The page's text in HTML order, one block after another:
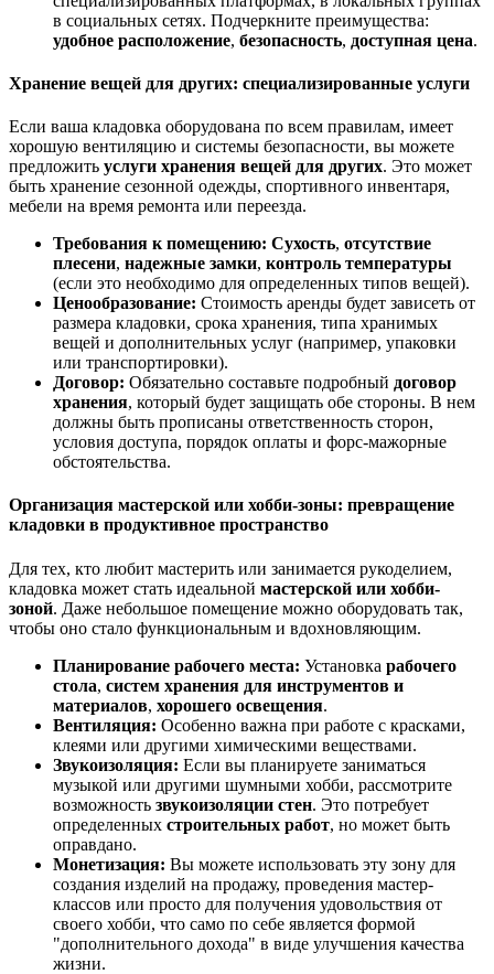
в социальных сетях. Подчеркните преимущества:
удобное расположение, безопасность, доступная цена.
Хранение вещей для других: специализированные услуги
Если ваша кладовка оборудована по всем правилам, имеет
хорошую вентиляцию и системы безопасности, вы можете
предложить услуги хранения вещей для других. Это может
быть хранение сезонной одежды, спортивного инвентаря,
мебели на время ремонта или переезда.
Требования к помещению: Сухость, отсутствие
плесени, надежные замки, контроль температуры
(если это необходимо для определенных типов вещей).
Ценообразование: Стоимость аренды будет зависеть от
размера кладовки, срока хранения, типа хранимых
вещей и дополнительных услуг (например, упаковки
или транспортировки).
Договор: Обязательно составьте подробный договор
хранения, который будет защищать обе стороны. В нем
должны быть прописаны ответственность сторон,
условия доступа, порядок оплаты и форс-мажорные
обстоятельства.
Организация мастерской или хобби-зоны: превращение
кладовки в продуктивное пространство
Для тех, кто любит мастерить или занимается рукоделием,
кладовка может стать идеальной мастерской или хобби-
зоной. Даже небольшое помещение можно оборудовать так,
чтобы оно стало функциональным и вдохновляющим.
Планирование рабочего места: Установка рабочего
стола, систем хранения для инструментов и
материалов, хорошего освещения.
Вентиляция: Особенно важна при работе с красками,
клеями или другими химическими веществами.
Звукоизоляция: Если вы планируете заниматься
музыкой или другими шумными хобби, рассмотрите
возможность звукоизоляции стен. Это потребует
определенных строительных работ, но может быть
оправдано.
Монетизация: Вы можете использовать эту зону для
создания изделий на продажу, проведения мастер-
классов или просто для получения удовольствия от
своего хобби, что само по себе является формой
"дополнительного дохода" в виде улучшения качества
жизни.